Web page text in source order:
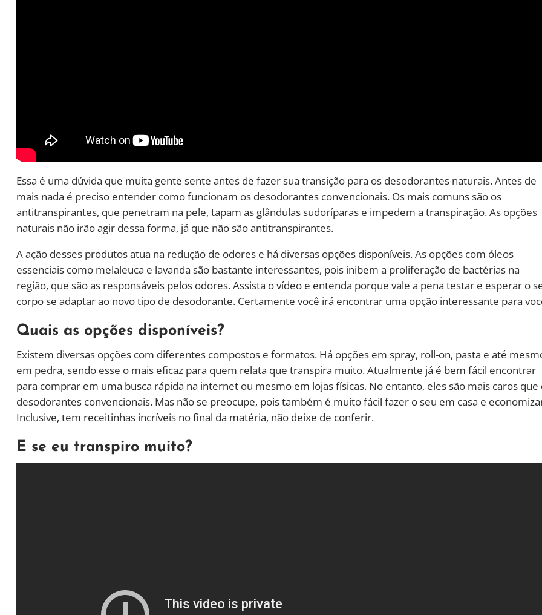
Essa é uma dúvida que muita gente sente antes de fazer sua transição para os desodorantes naturais. Antes de
mais nada é preciso entender como funcionam os desodorantes convencionais. Os mais comuns são os
antitranspirantes, que penetram na pele, tapam as glândulas sudoríparas e impedem a transpiração. As opções
naturais não irão agir dessa forma, já que não são antitranspirantes.
A ação desses produtos atua na redução de odores e há diversas opções disponíveis. As opções com óleos
essenciais como melaleuca e lavanda são bastante interessantes, pois inibem a proliferação de bactérias na
região, que são as responsáveis pelos odores. Assista o vídeo e entenda porque vale a pena testar e esperar o
corpo se adaptar ao novo tipo de desodorante. Certamente você irá encontrar uma opção interessante para
Quais as opções disponíveis?
Existem diversas opções com diferentes compostos e formatos. Há opções em spray, roll-on, pasta e até
em pedra, sendo esse o mais eficaz para quem relata que transpira muito. Atualmente já é bem fácil encontrar
para comprar em uma busca rápida na internet ou mesmo em lojas físicas. No entanto, eles são mais caros que
desodorantes convencionais. Mas não se preocupe, pois também é muito fácil fazer o seu em casa e
Inclusive, tem receitinhas incríveis no final da matéria, não deixe de conferir.
E se eu transpiro muito?